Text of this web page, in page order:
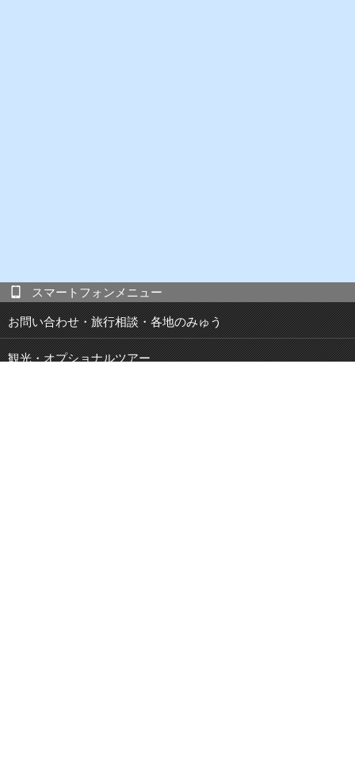
スマートフォンメニュー
お問い合わせ・旅行相談・各地のみゅう
観光・オプショナルツアー